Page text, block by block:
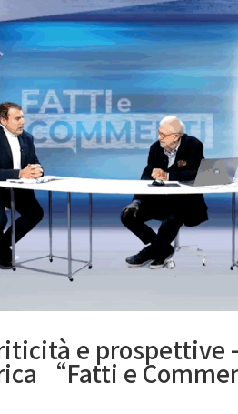
e prospettive
“Fatti e